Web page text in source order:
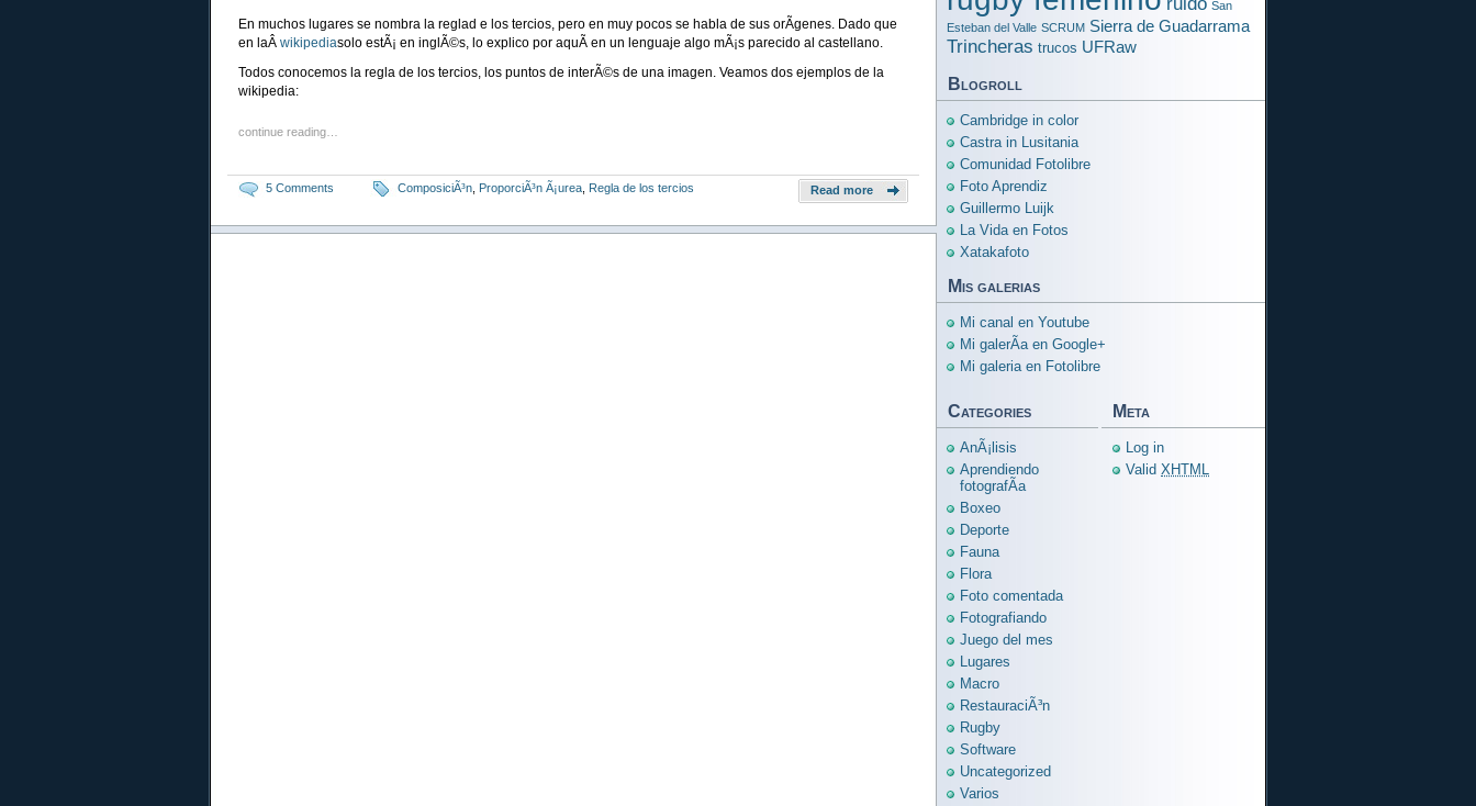
En muchos lugares se nombra la reglad e los tercios, pero en muy pocos se habla de sus orÃ­genes. Dado que
en laÂ wikipediasolo estÃ¡ en inglÃ©s, lo explico por aquÃ­ en un lenguaje algo mÃ¡s parecido al castellano.
Todos conocemos la regla de los tercios, los puntos de interÃ©s de una imagen. Veamos dos ejemplos de la
wikipedia:
continue reading…
5 Comments ComposiciÃ³n ProporciÃ³n Ã¡urea Regla de los tercios Read more
San
Esteban del Valle SCRUM Sierra de Guadarrama
Trincheras trucos UFRaw
Blogroll
Cambridge in color
Castra in Lusitania
Comunidad Fotolibre
Foto Aprendiz
Guillermo Luijk
La Vida en Fotos
Xatakafoto
Mis galerias
Mi canal en Youtube
Mi galerÃ­a en Google+
Mi galeria en Fotolibre
Categories
AnÃ¡lisis
Aprendiendo
fotografÃ­a
Boxeo
Deporte
Fauna
Flora
Foto comentada
Fotografiando
Juego del mes
Lugares
Macro
RestauraciÃ³n
Rugby
Software
Uncategorized
Varios
Meta
Log in
Valid XHTML